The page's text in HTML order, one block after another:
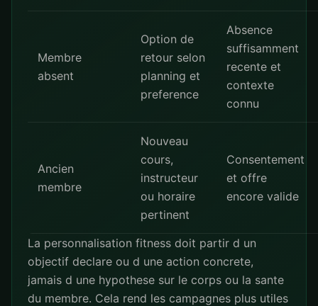
Membre
absent
Option de
retour selon
planning et
preference
Absence
suffisamment
recente et
contexte
connu
Ancien
membre
Nouveau
cours,
instructeur
ou horaire
pertinent
Consentement
et offre
encore valide
La personnalisation fitness doit partir d un
objectif declare ou d une action concrete,
jamais d une hypothese sur le corps ou la sante
du membre. Cela rend les campagnes plus utiles